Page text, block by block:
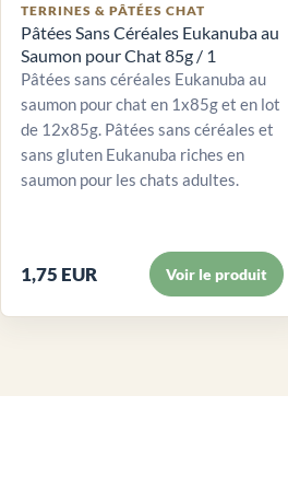
TERRINES & PÂTÉES CHAT
Pâtées Sans Céréales Eukanuba au
Saumon pour Chat 85g / 1
Pâtées sans céréales Eukanuba au
saumon pour chat en 1x85g et en lot
de 12x85g. Pâtées sans céréales et
sans gluten Eukanuba riches en
saumon pour les chats adultes.
1,75 EUR Voir le produit